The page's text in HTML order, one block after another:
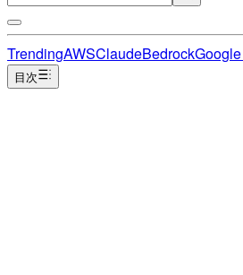
TrendingAWSClaudeBedrock
目次